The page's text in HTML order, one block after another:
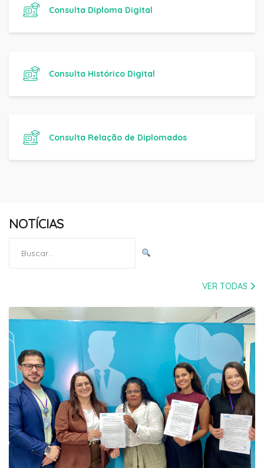
Consulta Diploma Digital
Consulta Histórico Digital
Consulta Relação de Diplomados
NOTÍCIAS
por:
VER TODAS